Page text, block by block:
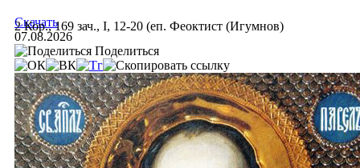
2 Кор., 169 зач., I, 12-20 (еп. Феоктист (Игумнов)
Скачать
07.08.2026
Поделиться